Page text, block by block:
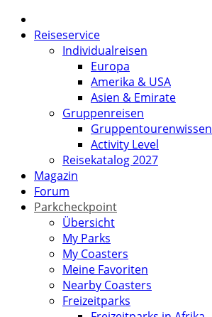
Reiseservice
Individualreisen
Europa
Amerika & USA
Asien & Emirate
Gruppenreisen
Gruppentourenwissen
Activity Level
Reisekatalog 2027
Magazin
Forum
Parkcheckpoint
Übersicht
My Parks
My Coasters
Meine Favoriten
Nearby Coasters
Freizeitparks